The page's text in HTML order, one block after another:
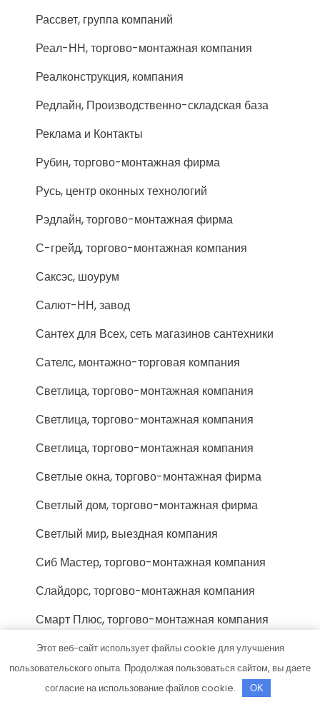
Рассвет, группа компаний
Реал-НН, торгово-монтажная компания
Реалконструкция, компания
Редлайн, Производственно-складская база
Реклама и Контакты
Рубин, торгово-монтажная фирма
Русь, центр оконных технологий
Рэдлайн, торгово-монтажная фирма
С-грейд, торгово-монтажная компания
Саксэс, шоурум
Салют-НН, завод
Сантех для Всех, сеть магазинов сантехники
Сателс, монтажно-торговая компания
Светлица, торгово-монтажная компания
Светлица, торгово-монтажная компания
Светлица, торгово-монтажная компания
Светлые окна, торгово-монтажная фирма
Светлый дом, торгово-монтажная фирма
Светлый мир, выездная компания
Сиб Мастер, торгово-монтажная компания
Слайдорс, торгово-монтажная компания
Смарт Плюс, торгово-монтажная компания
Смк Поток, торгово-монтажная фирма
Сок-Тольятти люкс, торгово-монтажная
фирма
Этот веб-сайт использует файлы cookie для улучшения
пользовательского опыта. Продолжая пользоваться сайтом, вы даете
согласие на использование файлов cookie.
OK